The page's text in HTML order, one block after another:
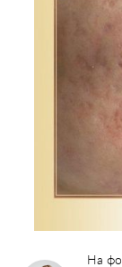
На